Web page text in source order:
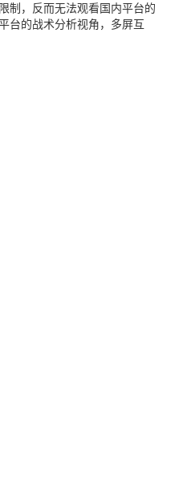
制，反而无法观看国内平台的
台的战术分析视角，多屏互